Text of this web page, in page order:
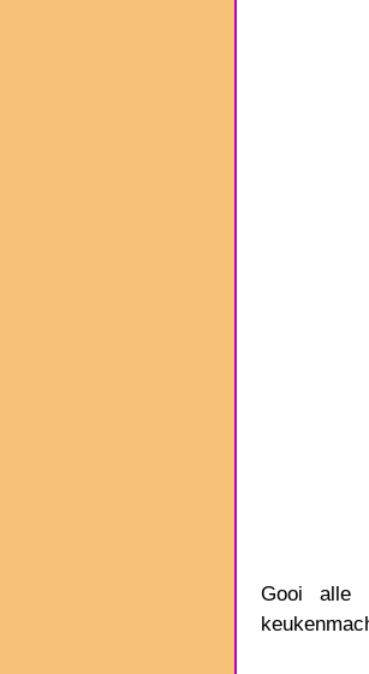
Gooi alle